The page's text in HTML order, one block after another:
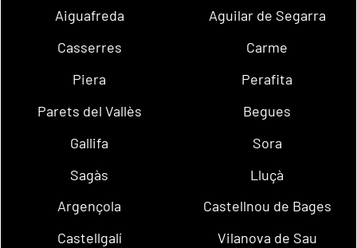
Aiguafreda
Aguilar de Segarra
Casserres
Carme
Piera
Perafita
Parets del Vallès
Begues
Gallifa
Sora
Sagàs
Lluçà
Argençola
Castellnou de Bages
Castellgalí
Vilanova de Sau